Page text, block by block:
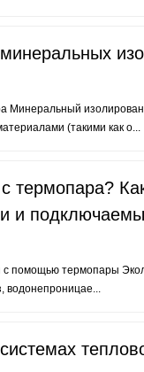
Минеральный
(такими как о...
термопара?
и
помощью термопары
водонепроницае...